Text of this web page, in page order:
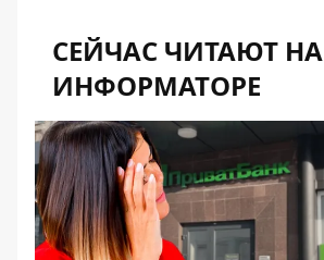
СЕЙЧАС ЧИТАЮТ НА
ИНФОРМАТОРЕ